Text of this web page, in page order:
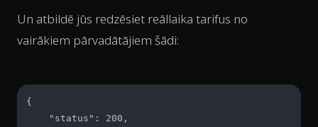
Un atbildē jūs redzēsiet reāllaika tarifus no
vairākiem pārvadātājiem šādi:
{
    "status": 200,